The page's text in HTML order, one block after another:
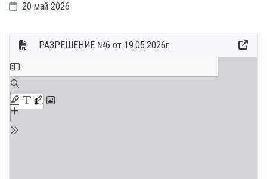
20 май 2026
РАЗРЕШЕНИЕ №6 от 19.05.2026г.